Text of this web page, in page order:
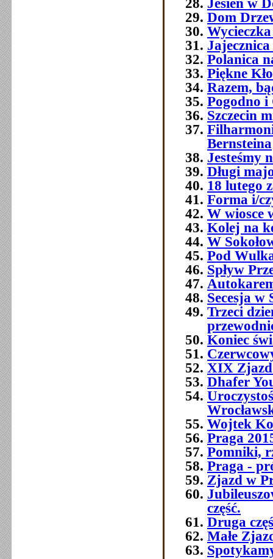
Jesień w
Dom
Polanica
Piękne
Razem,
Pogodno
Szczecin
Bernsteina
Jesteśmy
Długi
18 lutego
Forma i/
W wiosce
Kolej na
W
Pod
Spływ
Secesja w
Trzeci
Koniec
XIX Zjazd
Dhafer
Wojtek
Praga
Pomniki,
Praga -
Zjazd w
część.
Druga
Małe